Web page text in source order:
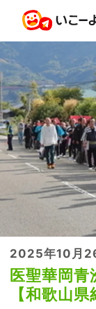
2025年10月
医聖華岡
【和歌山